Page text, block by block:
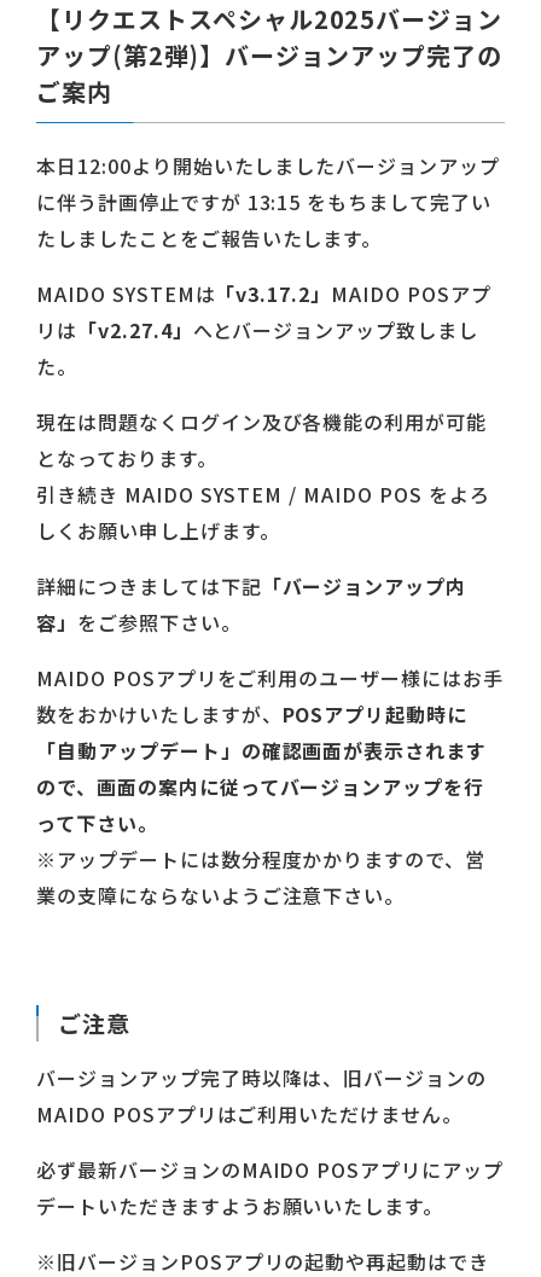
【リクエストスペシャル2025バージョン
アップ(第2弾)】バージョンアップ完了の
ご案内
本日12:00より開始いたしましたバージョンアップ
に伴う計画停止ですが 13:15 をもちまして完了い
たしましたことをご報告いたします。
MAIDO SYSTEMは 「v3.17.2」 MAIDO POSアプ
リは 「v2.27.4」 へとバージョンアップ致しまし
た。
現在は問題なくログイン及び各機能の利用が可能
となっております。
引き続き MAIDO SYSTEM / MAIDO POS をよろ
しくお願い申し上げます。
詳細につきましては下記 「バージョンアップ内
容」 をご参照下さい。
MAIDO POSアプリをご利用のユーザー様にはお手
数をおかけいたしますが、 POSアプリ起動時に
「自動アップデート」の確認画面が表示されます
ので、画面の案内に従ってバージョンアップを行
って下さい。
※アップデートには数分程度かかりますので、営
業の支障にならないようご注意下さい。
ご注意
バージョンアップ完了時以降は、旧バージョンの
MAIDO POSアプリはご利用いただけません。
必ず最新バージョンのMAIDO POSアプリにアップ
デートいただきますようお願いいたします。
※旧バージョンPOSアプリの起動や再起動はでき